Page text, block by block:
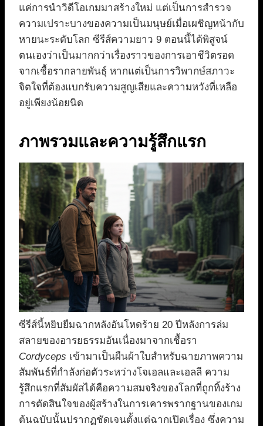
แค่การนำวิดีโอเกมมาสร้างใหม่ แต่เป็นการสำรวจ
ความเปราะบางของความเป็นมนุษย์เมื่อเผชิญหน้ากับ
หายนะระดับโลก ซีรีส์ความยาว 9 ตอนนี้ได้พิสูจน์
ตนเองว่าเป็นมากกว่าเรื่องราวของการเอาชีวิตรอด
จากเชื้อรากลายพันธุ์ หากแต่เป็นการวิพากษ์สภาวะ
จิตใจที่ต้องแบกรับความสูญเสียและความหวังที่เหลือ
อยู่เพียงน้อยนิด
ภาพรวมและความรู้สึกแรก
ซีรีส์นี้หยิบยืมฉากหลังอันโหดร้าย 20 ปีหลังการล่ม
สลายของอารยธรรมอันเนื่องมาจากเชื้อรา
Cordyceps เข้ามาเป็นผืนผ้าใบสำหรับฉายภาพความ
สัมพันธ์ที่กำลังก่อตัวระหว่างโจเอลและเอลลี ความ
รู้สึกแรกที่สัมผัสได้คือความสมจริงของโลกที่ถูกทิ้งร้าง
การตัดสินใจของผู้สร้างในการเคารพรากฐานของเกม
ต้นฉบับนั้นปรากฏชัดเจนตั้งแต่ฉากเปิดเรื่อง ซึ่งความ